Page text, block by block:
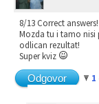
8/13 Correct answers!
Mozda tu i tamo
odlican rezultat!
Super kviz
Odgovor